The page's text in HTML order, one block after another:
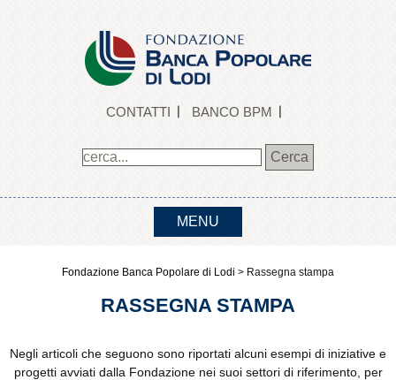
CONTATTI BANCO BPM
MENU
Fondazione Banca Popolare di Lodi > Rassegna stampa
RASSEGNA STAMPA
Negli articoli che seguono sono riportati alcuni esempi di iniziative e
progetti avviati dalla Fondazione nei suoi settori di riferimento, per